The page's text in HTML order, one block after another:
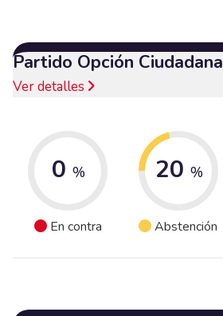
Partido Opción Ciudadana
Ver detalles
0 %
En contra
20 %
Abstención